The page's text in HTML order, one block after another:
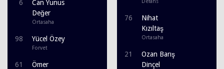
6
Can Yunus
Değer
Ortasaha
98 Yücel Özey
Forvet
61
Ömer
76
Nihat
Kızıltaş
Ortasaha
21
Ozan Barış
Dinçel